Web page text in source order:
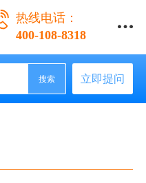
热线电话：
400-108-8318
搜索 立即提问